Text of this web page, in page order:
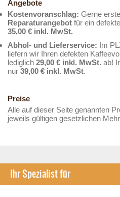
Angebote
Kostenvoranschlag: Gerne
Reparaturangebot für ein
35,00 € inkl. MwSt.
Abhol- und Lieferservice: Im
liefern wir Ihren defekten
lediglich 29,00 € inkl. MwSt. ab!
nur 39,00 € inkl. MwSt.
Preise
Alle auf dieser Seite genannten
jeweils gültigen gesetzlichen
Ihr Spezialist für